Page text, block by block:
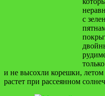
с
и не высохли корешки,
растет при рассеянном